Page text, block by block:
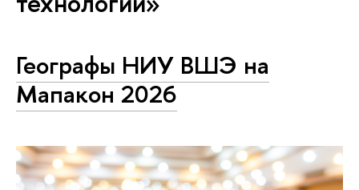
Географы НИУ ВШЭ на
Мапакон 2026